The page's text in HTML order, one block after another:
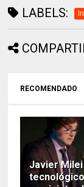
LABELS:
RECOMENDADO
Javier